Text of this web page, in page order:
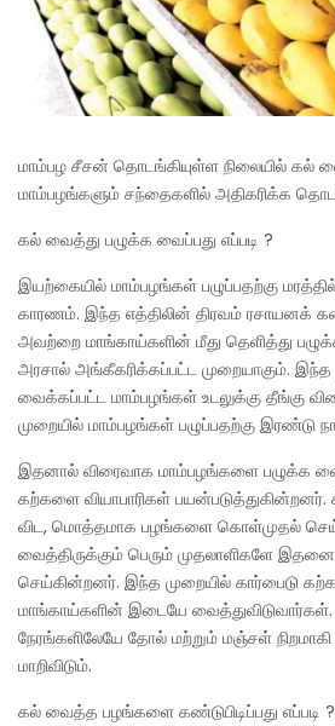
மாம்பழ சீசன் தொடங்கியுள்ள நிலையில் கல்
மாம்பழங்களும் சந்தைகளில் அதிகரிக்க
கல் வைத்து பழுக்க வைப்பது எப்படி ?
இயற்கையில் மாம்பழங்கள் பழுப்பதற்கு
காரணம். இந்த எத்திலின் திரவம் ரசாயனக்
அவற்றை மாங்காய்களின் மீது தெளித்து
அரசால் அங்கீகரிக்கப்பட்ட முறையாகும். இந்த
வைக்கப்பட்ட மாம்பழங்கள் உடலுக்கு தீங்கு
முறையில் மாம்பழங்கள் பழுப்பதற்கு இரண்டு
இதனால் விரைவாக மாம்பழங்களை பழுக்க
கற்களை வியாபாரிகள் பயன்படுத்துகின்றனர்.
விட, மொத்தமாக பழங்களை கொள்முதல்
வைத்திருக்கும் பெரும் முதலாளிகளே
செய்கின்றனர். இந்த முறையில் கார்பைடு
மாங்காய்களின் இடையே
நேரங்களிலேயே தோல் மற்றும் மஞ்சள்
மாறிவிடும்.
கல் வைத்த பழங்களை கண்டுபிடிப்பது எப்படி ?